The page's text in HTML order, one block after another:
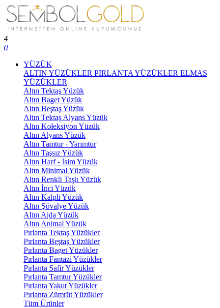
4
0
YÜZÜK
ALTIN YÜZÜKLER PIRLANTA YÜZÜKLER ELMAS
YÜZÜKLER
Altın Tektaş Yüzük
Altın Baget Yüzük
Altın Beştaş Yüzük
Altın Tektaş Alyans Yüzük
Altın Koleksiyon Yüzük
Altın Alyans Yüzük
Altın Tamtur - Yarımtur
Altın Taşsız Yüzük
Altın Harf - İsim Yüzük
Altın Minimal Yüzük
Altın Renkli Taşlı Yüzük
Altın İnci Yüzük
Altın Kalpli Yüzük
Altın Şövalye Yüzük
Altın Ajda Yüzük
Altın Animal Yüzük
Pırlanta Tektaş Yüzükler
Pırlanta Beştaş Yüzükler
Pırlanta Baget Yüzükler
Pırlanta Fantazi Yüzükler
Pırlanta Safir Yüzükler
Pırlanta Tamtur Yüzükler
Pırlanta Yakut Yüzükler
Pırlanta Zümrüt Yüzükler
Tüm Ürünler